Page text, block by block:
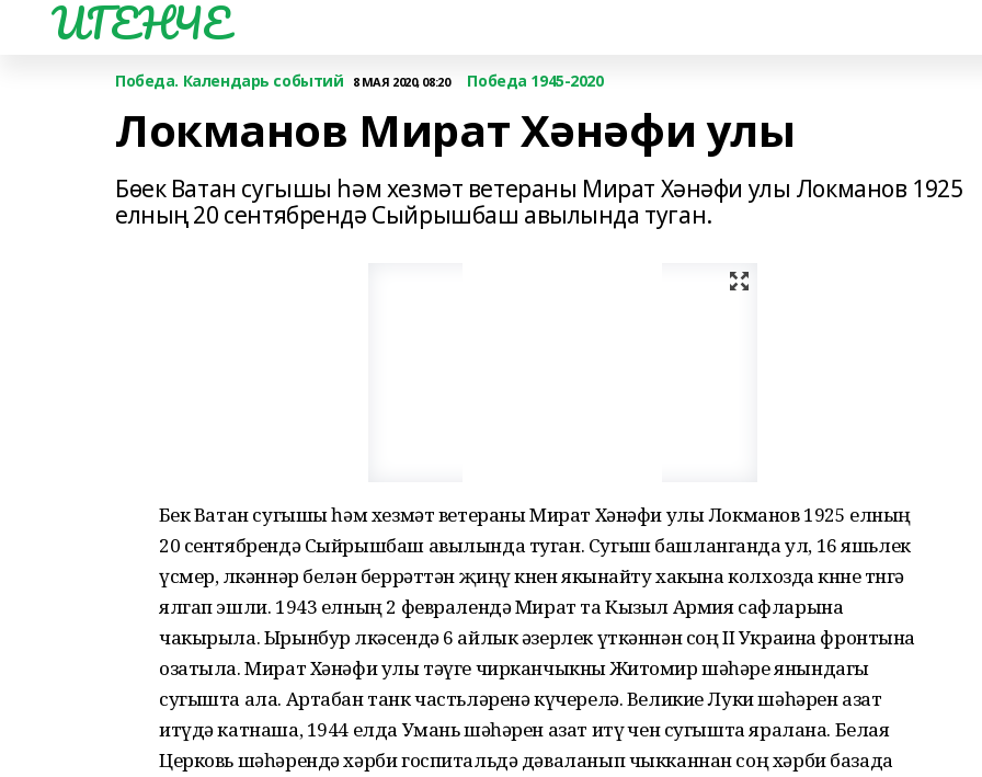
ИГЕНЧЕ
Победа. Календарь событий 8 МАЯ 2020, 08:20 Победа 1945-2020
Локманов Мират Хәнәфи улы
Бөек Ватан сугышы һәм хезмәт ветераны Мират Хәнәфи улы Локманов 1925
елның 20 сентябрендә Сыйрышбаш авылында туган.
Бөек Ватан сугышы һәм хезмәт ветераны Мират Хәнәфи улы Локманов 1925 елның
20 сентябрендә Сыйрышбаш авылында туган. Сугыш башланганда ул, 16 яшьлек
үсмер, өлкәннәр белән беррәттән җиңү көнен якынайту хакына колхозда көнне төнгә
ялгап эшли. 1943 елның 2 февралендә Мират та Кызыл Армия сафларына
чакырыла. Ырынбур өлкәсендә 6 айлык әзерлек үткәннән соң II Украина фронтына
озатыла. Мират Хәнәфи улы тәүге чирканчыкны Житомир шәһәре янындагы
сугышта ала. Артабан танк частьләренә күчерелә. Великие Луки шәһәрен азат
итүдә катнаша, 1944 елда Умань шәһәрен азат итү өчен сугышта яралана. Белая
Церковь шәһәрендә хәрби госпитальдә дәваланып чыкканнан соң хәрби базада